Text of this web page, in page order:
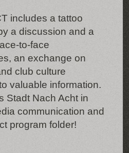
includes a tattoo
a discussion and a
to-face
an exchange on
club culture
valuable information.
Stadt Nach Acht in
communication and
program folder!